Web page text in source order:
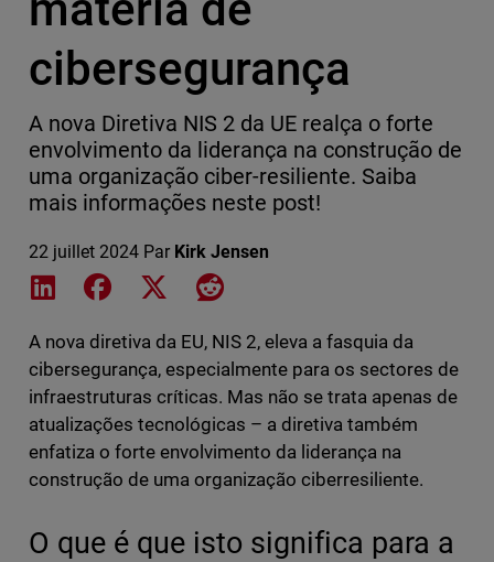
cibersegurança
A nova Diretiva NIS 2 da UE realça o forte
envolvimento da liderança na construção de
uma organização ciber-resiliente. Saiba
mais informações neste post!
22 juillet 2024 Par Kirk Jensen
Share on LinkedIn
Share on Facebook
Share on XShare on Reddit
A nova diretiva da EU, NIS 2, eleva a fasquia da
cibersegurança, especialmente para os sectores de
infraestruturas críticas. Mas não se trata apenas de
atualizações tecnológicas – a diretiva também
enfatiza o forte envolvimento da liderança na
construção de uma organização ciberresiliente.
O que é que isto significa para a